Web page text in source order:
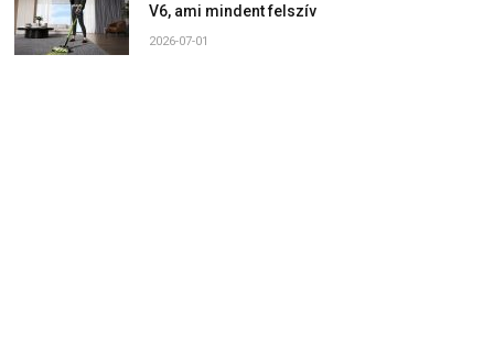
V6, ami mindent felszív
2026-07-01